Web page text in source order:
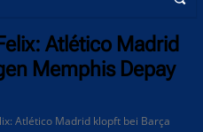
Atlético Madrid
Memphis Depay
Atlético Madrid klopft bei Barça